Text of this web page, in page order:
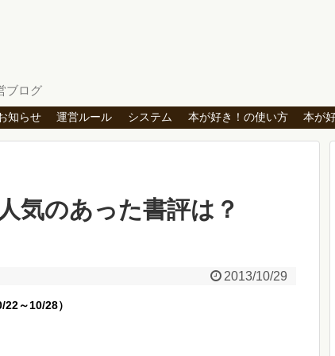
ブログ
知らせ 運営ルール システム 本が好き！の使い方 本が
気のあった書評は？
2013/10/29
～10/28）